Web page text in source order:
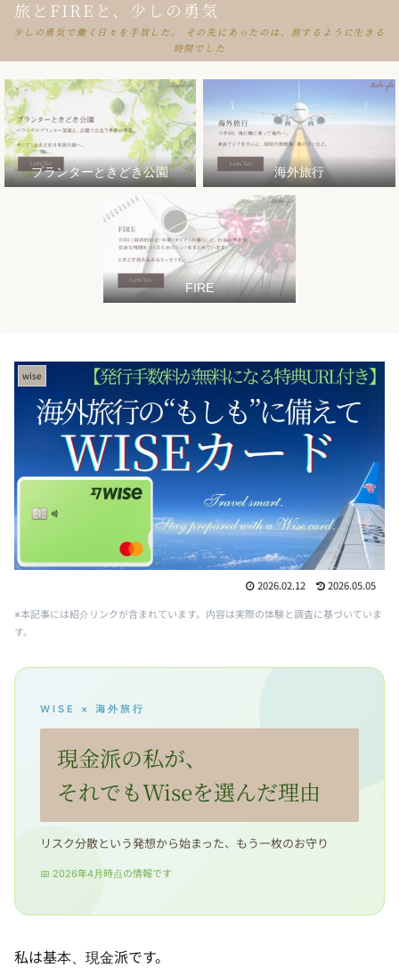
旅とFIREと、少しの勇気
少しの勇気で働く日々を手放した。 その先にあったのは、旅するように生きる
時間でした
プランターときどき公園 海外旅行
FIRE
wise
2026.02.12 2026.05.05
※本記事には紹介リンクが含まれています。内容は実際の体験と調査に基づいていま
す。
WISE × 海外旅行
現金派の私が、
それでもWiseを選んだ理由
リスク分散という発想から始まった、もう一枚のお守り
📅 2026年4月時点の情報です
私は基本、現金派です。